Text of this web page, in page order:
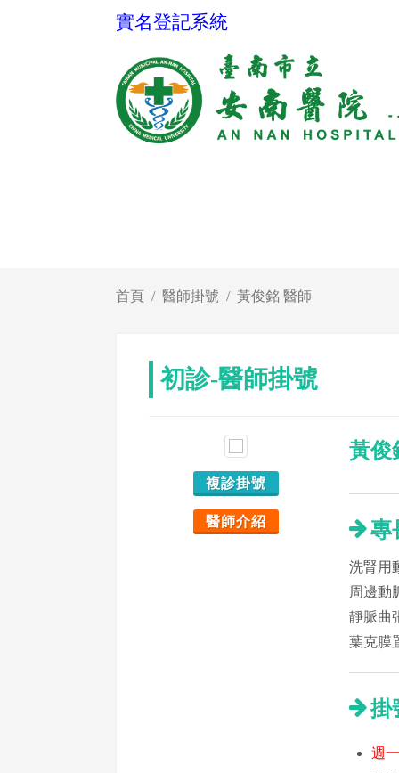
實名登記系統
首頁 醫師掛號 黃俊銘 醫師
初診-醫師掛號
複診掛號
醫師介紹
黃俊
專
洗腎用
周邊動
靜脈曲
葉克膜
掛
週